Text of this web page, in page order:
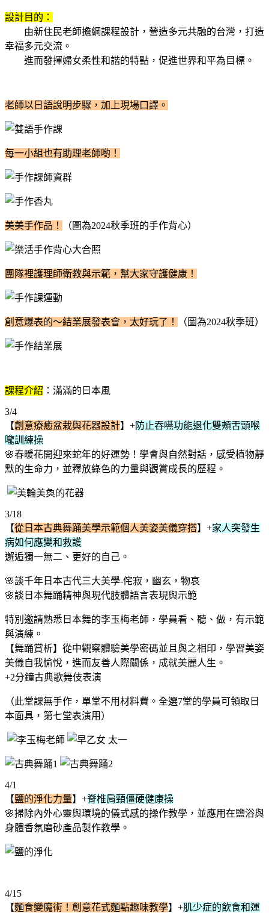
設計目的：
由新住民老師擔綱課程設計，營造多元共融的台灣，打造
幸福多元交流。
進而發揮婦女柔性和諧的特點，促進世界和平為目標。
老師以日語說明步驟，加上現場口譯。
每一小組也有助理老師喲！
美美手作品！ （圖為2024秋季班的手作背心）
團隊裡護理師衛教與示範，幫大家守護健康！
創意爆表的～結業展發表會，太好玩了！ （圖為2024秋季班）
課程介紹 ：滿滿的日本風
3/4
【創意療癒盆栽與花器設計】+防止吞嚥功能退化雙頰舌頭喉
嚨訓練操
🌸春暖花開迎來蛇年的好運勢！學會與自然對話，感受植物靜
默的生命力，並釋放綠色的力量與觀賞成長的歷程。
3/18
【從日本古典舞踊美學示範個人美姿美儀穿搭】+家人突發生
病如何應變和救護
邂逅獨一無二、更好的自己。
🌸談千年日本古代三大美學-侘寂，幽玄，物哀
🌸談日本舞踊精神與現代肢體語言表現與示範
特別邀請熟悉日本舞的李玉梅老師，學員看、聽、做，有示範
與演練。
【舞踊賞析】從中觀察體驗美學密碼並且與之相印，學習美姿
美儀自我愉悅，進而友善人際關係，成就美麗人生。
+2分鐘古典歌舞伎表演
（此堂課無手作，單堂不用材料費。全選7堂的學員可領取日
本面具，第七堂表演用）
4/1
【鹽的淨化力量】+脊椎肩頸僵硬健康操
🌸掃除內外心靈與環境的儀式感的操作教學，並應用在鹽浴與
身體香氛磨砂產品製作教學。
4/15
【麵食變魔術！創意花式麵點趣味教學】+肌少症的飲食和運